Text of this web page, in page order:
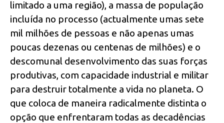
limitado a uma região), a massa de população
incluída no processo (actualmente umas sete
mil milhões de pessoas e não apenas umas
poucas dezenas ou centenas de milhões) e o
descomunal desenvolvimento das suas forças
produtivas, com capacidade industrial e militar
para destruir totalmente a vida no planeta. O
que coloca de maneira radicalmente distinta o
opção que enfrentaram todas as decadências